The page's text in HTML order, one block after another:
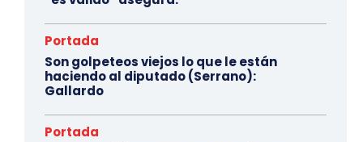
Portada
Son golpeteos viejos lo que le están
haciendo al diputado (Serrano):
Gallardo
Portada